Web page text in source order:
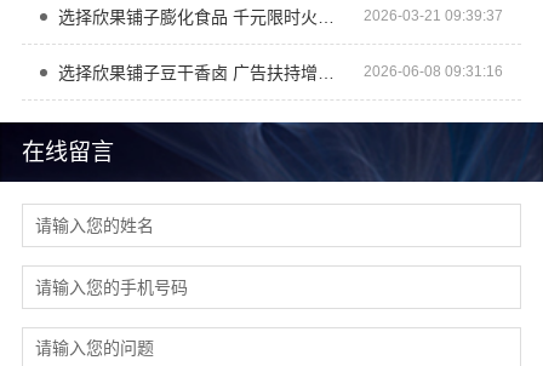
在线留言
2026-03-21 09:39:37
2026-06-08 09:31:16